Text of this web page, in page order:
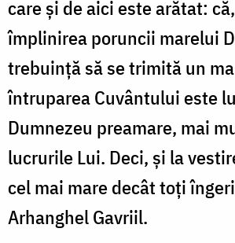
care și de aici este arătat:
împlinirea poruncii marelui
trebuință să se trimită un
întruparea Cuvântului este
Dumnezeu preamare, mai
lucrurile Lui. Deci, și la
cel mai mare decât toți
Arhanghel Gavriil.